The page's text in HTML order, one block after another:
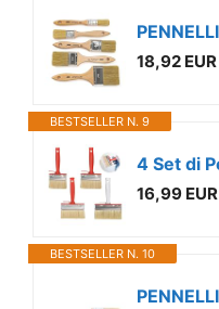
18,92 EUR
BESTSELLER N. 9
16,99 EUR
BESTSELLER N. 10